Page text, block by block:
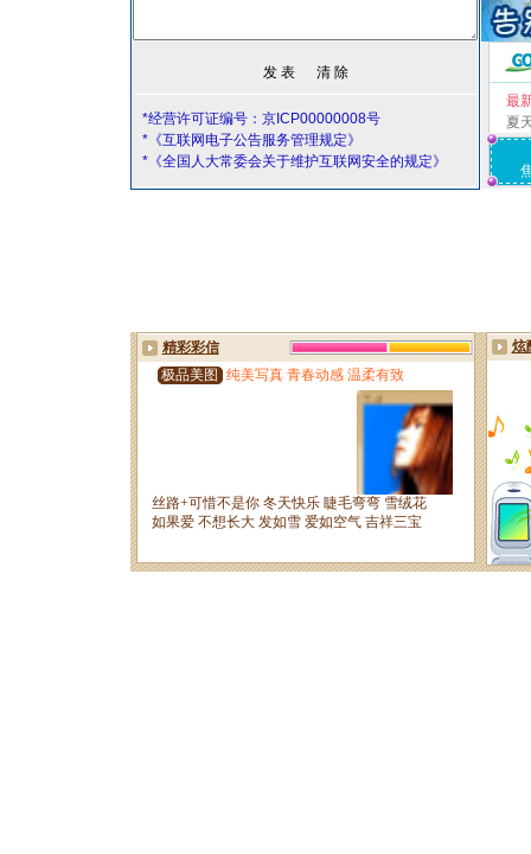
*经营许可证编号：京ICP00000008号
*《互联网电子公告服务管理规定》
*《全国人大常委会关于维护互联网安全的规定》
最
夏